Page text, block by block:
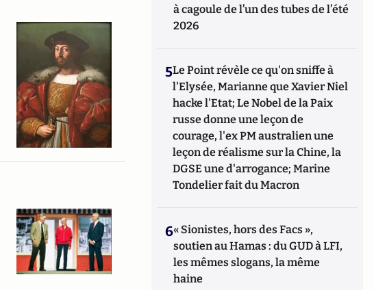
à cagoule de l’un des tubes de l’été
2026
5Le Point révèle ce qu'on sniffe à
l'Elysée, Marianne que Xavier Niel
hacke l'Etat; Le Nobel de la Paix
russe donne une leçon de
courage, l'ex PM australien une
leçon de réalisme sur la Chine, la
DGSE une d'arrogance; Marine
Tondelier fait du Macron
6« Sionistes, hors des Facs »,
soutien au Hamas : du GUD à LFI,
les mêmes slogans, la même
haine